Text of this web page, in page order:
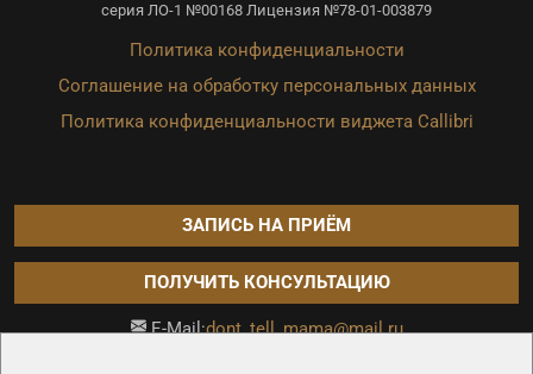
серия ЛО-1 №00168 Лицензия №78-01-003879
Политика конфиденциальности
Соглашение на обработку персональных данных
Политика конфиденциальности виджета Callibri
ЗАПИСЬ НА ПРИЁМ
ПОЛУЧИТЬ КОНСУЛЬТАЦИЮ
E-Mail:dont_tell_mama@mail.ru